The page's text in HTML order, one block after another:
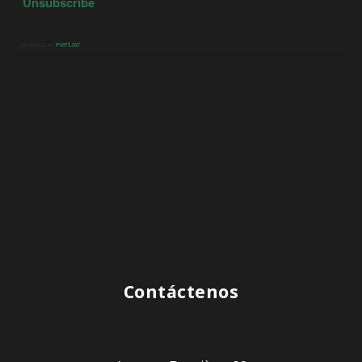
Contáctenos